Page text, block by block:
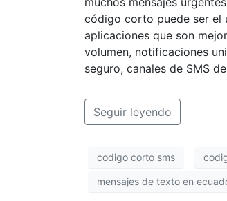
código corto puede ser el
aplicaciones que son
volumen, notificaciones
seguro, canales de SMS
Seguir leyendo
codigo corto sms
mensajes de texto en